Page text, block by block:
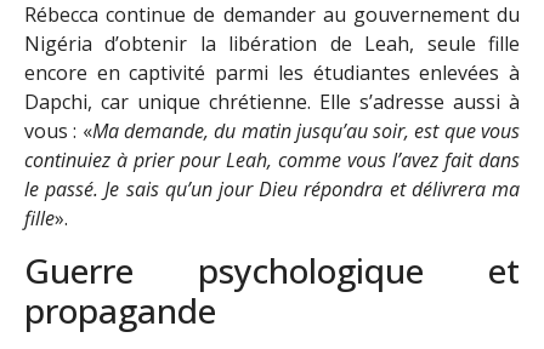
Rébecca continue de demander au gouvernement du
Nigéria d’obtenir la libération de Leah, seule fille
encore en captivité parmi les étudiantes enlevées à
Dapchi, car unique chrétienne. Elle s’adresse aussi à
vous : «Ma demande, du matin jusqu’au soir, est que vous
continuiez à prier pour Leah, comme vous l’avez fait dans
le passé. Je sais qu’un jour Dieu répondra et délivrera ma
fille».
Guerre psychologique et
propagande